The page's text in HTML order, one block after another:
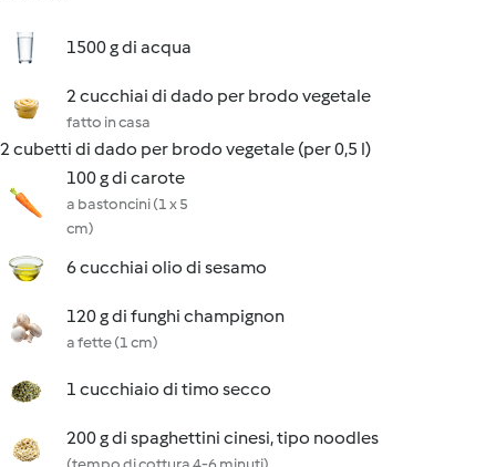
1500 g di acqua
2 cucchiai di dado per brodo vegetale
fatto in casa
2 cubetti di dado per brodo vegetale (per 0,5 l)
100 g di carote
a bastoncini (1 x 5
cm)
6 cucchiai olio di sesamo
120 g di funghi champignon
a fette (1 cm)
1 cucchiaio di timo secco
200 g di spaghettini cinesi, tipo noodles